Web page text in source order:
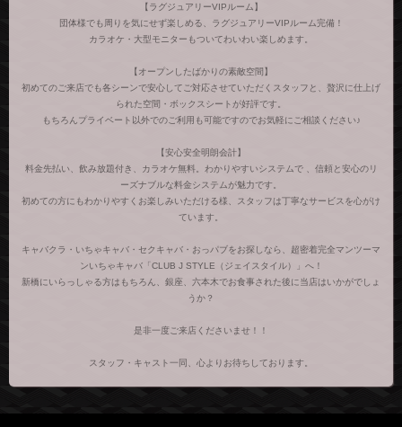
【ラグジュアリーVIPルーム】
団体様でも周りを気にせず楽しめる、ラグジュアリーVIPルーム完備！
カラオケ・大型モニターもついてわいわい楽しめます。
【オープンしたばかりの素敵空間】
初めてのご来店でも各シーンで安心してご対応させていただくスタッフと、贅沢に仕上げ
られた空間・ボックスシートが好評です。
もちろんプライベート以外でのご利用も可能ですのでお気軽にご相談ください♪
【安心安全明朗会計】
料金先払い、飲み放題付き、カラオケ無料。わかりやすいシステムで 、信頼と安心のリ
ーズナブルな料金システムが魅力です。
初めての方にもわかりやすくお楽しみいただける様、スタッフは丁寧なサービスを心がけ
ています。
キャバクラ・いちゃキャバ・セクキャバ・おっパブをお探しなら、超密着完全マンツーマ
ンいちゃキャバ「CLUB J STYLE（ジェイスタイル）」へ！
新橋にいらっしゃる方はもちろん、銀座、六本木でお食事された後に当店はいかがでしょ
うか？
是非一度ご来店くださいませ！！
スタッフ・キャスト一同、心よりお待ちしております。